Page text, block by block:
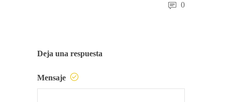
0
Deja una respuesta
Mensaje